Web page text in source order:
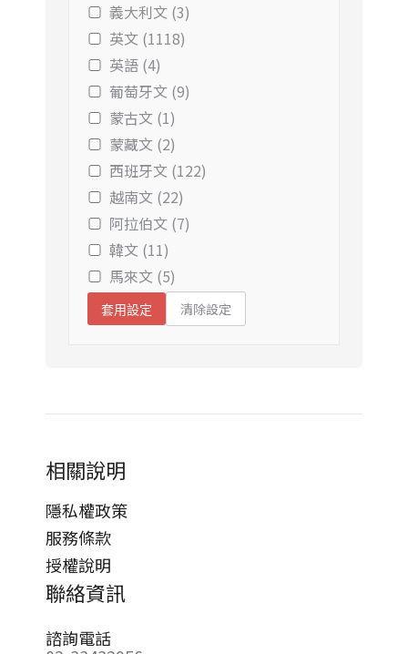
義大利文 (3)
英文 (1118)
英語 (4)
葡萄牙文 (9)
蒙古文 (1)
蒙藏文 (2)
西班牙文 (122)
越南文 (22)
阿拉伯文 (7)
韓文 (11)
馬來文 (5)
套用設定 清除設定
相關說明
隱私權政策
服務條款
授權說明
聯絡資訊
諮詢電話